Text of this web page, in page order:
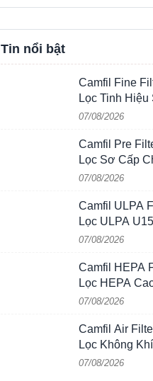
Tin nổi bật
Camfil Fine
Lọc Tinh Hiệu
Cho HVAC,
07/08/2026
Camfil Pre
Lọc Sơ Cấp
HVAC, AHU,
07/08/2026
Camfil ULPA
Lọc ULPA
U17 Cho
07/08/2026
Camfil HEPA
Lọc HEPA
Cho Phòng
07/08/2026
Camfil Air
Lọc Không
Cấp Cho
07/08/2026